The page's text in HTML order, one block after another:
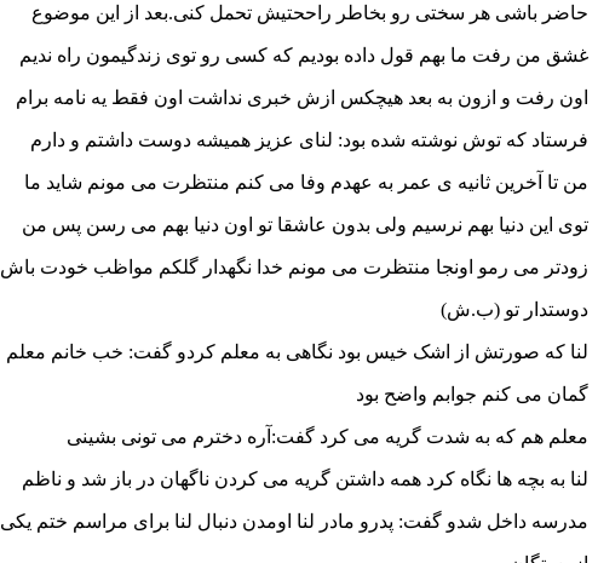
حاضر باشی هر سختی رو بخاطر راححتیش تحمل کنی.بعد از این موضوع
غشق من رفت ما بهم قول داده بودیم که کسی رو توی زندگیمون راه ندیم
اون رفت و ازون به بعد هیچکس ازش خبری نداشت اون فقط یه نامه برام
فرستاد که توش نوشته شده بود: لنای عزیز همیشه دوست داشتم و دارم
من تا آخرین ثانیه ی عمر به عهدم وفا می کنم منتظرت می مونم شاید ما
توی این دنیا بهم نرسیم ولی بدون عاشقا تو اون دنیا بهم می رسن پس من
زودتر می رمو اونجا منتظرت می مونم خدا نگهدار گلکم مواظب خودت باش
دوستدار تو (ب.ش)
لنا که صورتش از اشک خیس بود نگاهی به معلم کردو گفت: خب خانم معلم
گمان می کنم جوابم واضح بود
معلم هم که به شدت گریه می کرد گفت:آره دخترم می تونی بشینی
لنا به بچه ها نگاه کرد همه داشتن گریه می کردن ناگهان در باز شد و ناظم
مدرسه داخل شدو گفت: پدرو مادر لنا اومدن دنبال لنا برای مراسم ختم یکی